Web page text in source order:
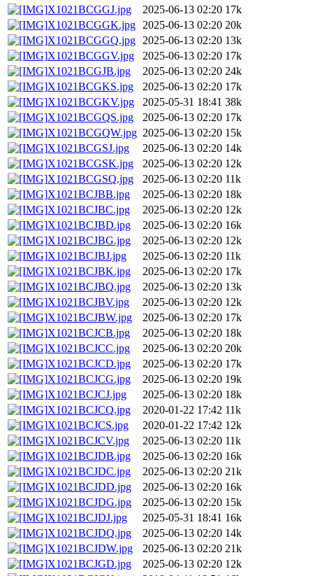
X1021BCGGJ.jpg
2025-06-13 02:20 17k
X1021BCGGK.jpg
2025-06-13 02:20 20k
X1021BCGGQ.jpg
2025-06-13 02:20 13k
X1021BCGGV.jpg
2025-06-13 02:20 17k
X1021BCGJB.jpg
2025-06-13 02:20 24k
X1021BCGKS.jpg
2025-06-13 02:20 17k
X1021BCGKV.jpg
2025-05-31 18:41 38k
X1021BCGQS.jpg
2025-06-13 02:20 17k
X1021BCGQW.jpg 2025-06-13 02:20 15k
X1021BCGSJ.jpg
2025-06-13 02:20 14k
X1021BCGSK.jpg
2025-06-13 02:20 12k
X1021BCGSQ.jpg
2025-06-13 02:20 11k
X1021BCJBB.jpg
2025-06-13 02:20 18k
X1021BCJBC.jpg
2025-06-13 02:20 12k
X1021BCJBD.jpg
2025-06-13 02:20 16k
X1021BCJBG.jpg
2025-06-13 02:20 12k
X1021BCJBJ.jpg
2025-06-13 02:20 11k
X1021BCJBK.jpg
2025-06-13 02:20 17k
X1021BCJBQ.jpg
2025-06-13 02:20 13k
X1021BCJBV.jpg
2025-06-13 02:20 12k
X1021BCJBW.jpg
2025-06-13 02:20 17k
X1021BCJCB.jpg
2025-06-13 02:20 18k
X1021BCJCC.jpg
2025-06-13 02:20 20k
X1021BCJCD.jpg
2025-06-13 02:20 17k
X1021BCJCG.jpg
2025-06-13 02:20 19k
X1021BCJCJ.jpg
2025-06-13 02:20 18k
X1021BCJCQ.jpg
2020-01-22 17:42 11k
X1021BCJCS.jpg
2020-01-22 17:42 12k
X1021BCJCV.jpg
2025-06-13 02:20 11k
X1021BCJDB.jpg
2025-06-13 02:20 16k
X1021BCJDC.jpg
2025-06-13 02:20 21k
X1021BCJDD.jpg
2025-06-13 02:20 16k
X1021BCJDG.jpg
2025-06-13 02:20 15k
X1021BCJDJ.jpg
2025-05-31 18:41 16k
X1021BCJDQ.jpg
2025-06-13 02:20 14k
X1021BCJDW.jpg
2025-06-13 02:20 21k
X1021BCJGD.jpg
2025-06-13 02:20 12k